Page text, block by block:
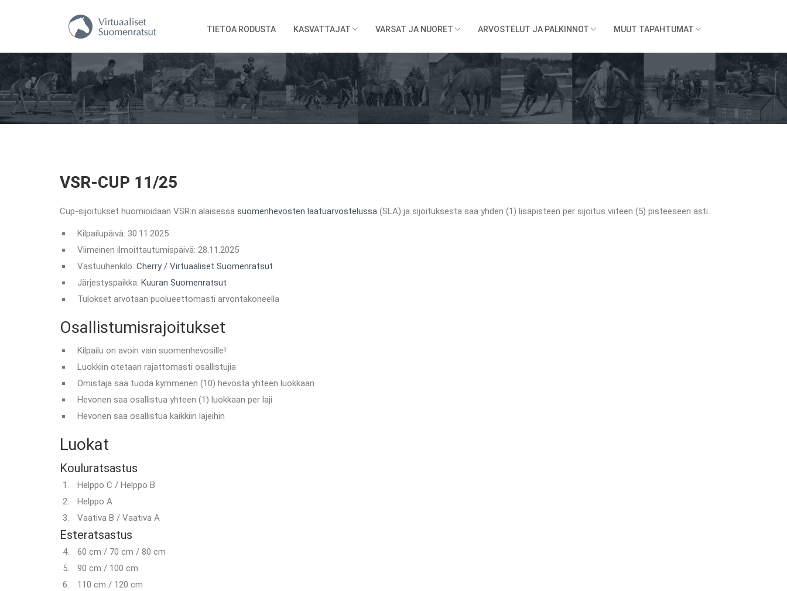
TIETOA RODUSTA KASVATTAJAT VARSAT JA NUORET ARVOSTELUT JA PALKINNOT MUUT TAPAHTUMAT
VSR-CUP 11/25
Cup-sijoitukset huomioidaan VSR:n alaisessa suomenhevosten laatuarvostelussa (SLA) ja sijoituksesta saa yhden (1) lisäpisteen per sijoitus viiteen (5) pisteeseen asti.
Kilpailupäivä: 30.11.2025
Viimeinen ilmoittautumispäivä: 28.11.2025
Vastuuhenkilö: Cherry / Virtuaaliset Suomenratsut
Järjestyspaikka: Kuuran Suomenratsut
Tulokset arvotaan puolueettomasti arvontakoneella
Osallistumisrajoitukset
Kilpailu on avoin vain suomenhevosille!
Luokkiin otetaan rajattomasti osallistujia
Omistaja saa tuoda kymmenen (10) hevosta yhteen luokkaan
Hevonen saa osallistua yhteen (1) luokkaan per laji
Hevonen saa osallistua kaikkiin lajeihin
Luokat
Kouluratsastus
Helppo C / Helppo B
Helppo A
Vaativa B / Vaativa A
Esteratsastus
60 cm / 70 cm / 80 cm
90 cm / 100 cm
110 cm / 120 cm